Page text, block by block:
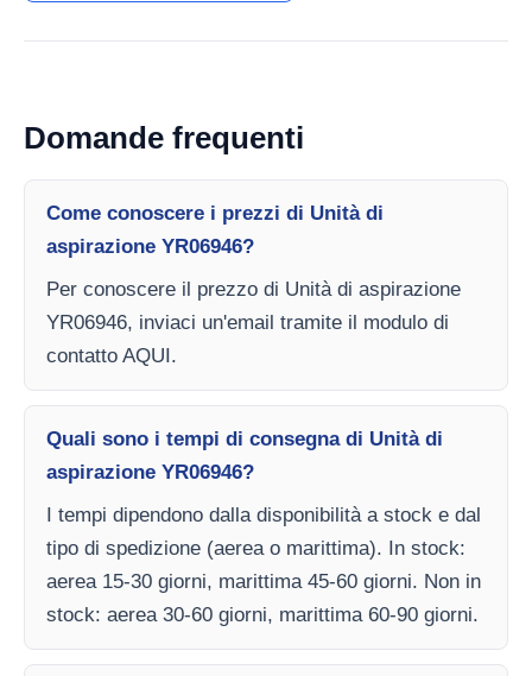
Domande frequenti
Come conoscere i prezzi di Unità di
aspirazione YR06946?
Per conoscere il prezzo di Unità di aspirazione
YR06946, inviaci un'email tramite il modulo di
contatto AQUI.
Quali sono i tempi di consegna di Unità di
aspirazione YR06946?
I tempi dipendono dalla disponibilità a stock e dal
tipo di spedizione (aerea o marittima). In stock:
aerea 15-30 giorni, marittima 45-60 giorni. Non in
stock: aerea 30-60 giorni, marittima 60-90 giorni.